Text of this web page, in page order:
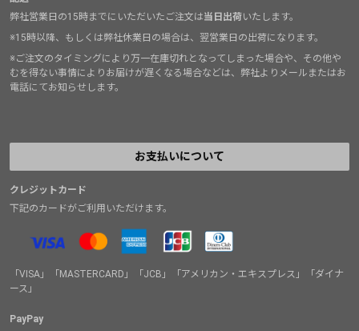
弊社営業日の15時までにいただいたご注文は当日出荷いたします。
※15時以降、もしくは弊社休業日の場合は、翌営業日の出荷になります。
※ご注文のタイミングにより万一在庫切れとなってしまった場合や、その他や
むを得ない事情によりお届けが遅くなる場合などは、弊社よりメールまたはお
電話にてお知らせします。
お支払いについて
クレジットカード
下記のカードがご利用いただけます。
「VISA」「MASTERCARD」「JCB」「アメリカン・エキスプレス」「ダイナ
ース」
PayPay